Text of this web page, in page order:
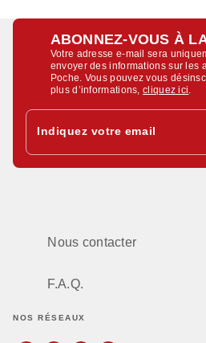
ABONNEZ-VOUS À
Votre adresse e-mail sera
envoyer des informations sur les
Poche. Vous pouvez vous
plus d’informations,cliquez ici
Indiquez votre email
Nous contacter
F.A.Q.
NOS RÉSEAUX